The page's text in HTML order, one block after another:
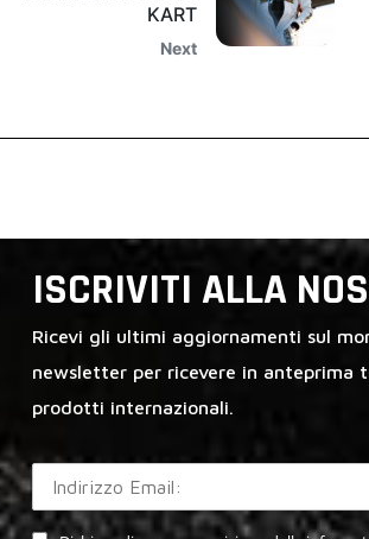
KART
Next
ISCRIVITI ALLA
Ricevi gli ultimi aggiornamenti sul
newsletter per ricevere in
prodotti internazionali.